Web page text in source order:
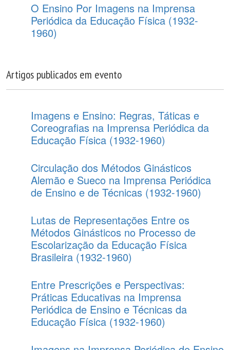
O Ensino Por Imagens na Imprensa
Periódica da Educação Física (1932-
1960)
Artigos publicados em evento
Imagens e Ensino: Regras, Táticas e
Coreografias na Imprensa Periódica da
Educação Física (1932-1960)
Circulação dos Métodos Ginásticos
Alemão e Sueco na Imprensa Periódica
de Ensino e de Técnicas (1932-1960)
Lutas de Representações Entre os
Métodos Ginásticos no Processo de
Escolarização da Educação Física
Brasileira (1932-1960)
Entre Prescrições e Perspectivas:
Práticas Educativas na Imprensa
Periódica de Ensino e Técnicas da
Educação Física (1932-1960)